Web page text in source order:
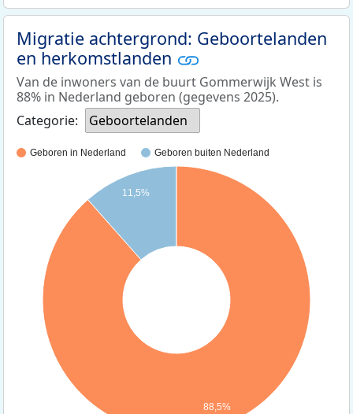
Migratie achtergrond: Geboortelanden
en herkomstlanden
Van de inwoners van de buurt Gommerwijk West is
88% in Nederland geboren (gegevens 2025).
Categorie:
Geboortelanden
Geboren in Nederland Geboren buiten Nederland
11,5%
88,5%